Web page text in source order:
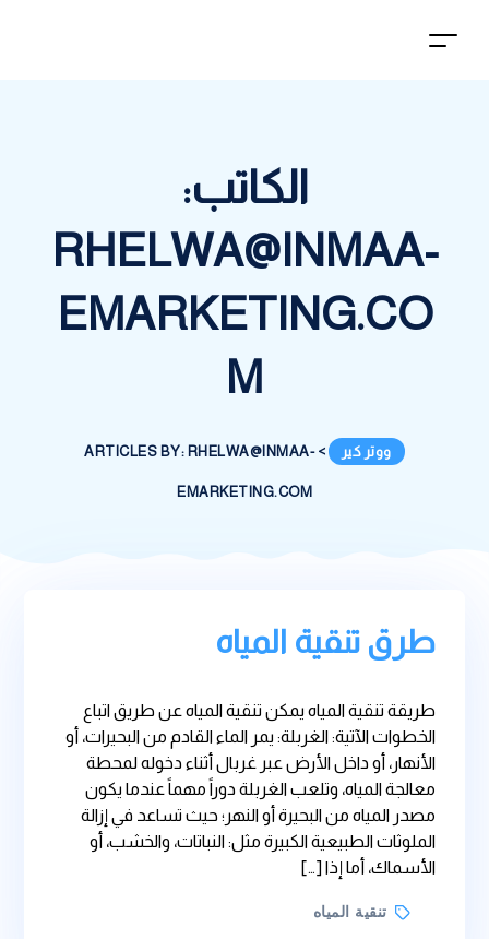
الكاتب:
RHELWA@INMAA-
EMARKETING.CO
M
ووتر كير >
ARTICLES BY: RHELWA@INMAA-
EMARKETING.COM
طرق تنقية المياه
طريقة تنقية المياه يمكن تنقية المياه عن طريق اتباع
الخطوات الآتية: الغربلة: يمر الماء القادم من البحيرات، أو
الأنهار، أو داخل الأرض عبر غربال أثناء دخوله لمحطة
معالجة المياه، وتلعب الغربلة دوراً مهماً عندما يكون
مصدر المياه من البحيرة أو النهر؛ حيث تساعد في إزالة
الملوثات الطبيعية الكبيرة مثل: النباتات، والخشب، أو
الأسماك، أما إذا […]
Tagsتنقية المياه